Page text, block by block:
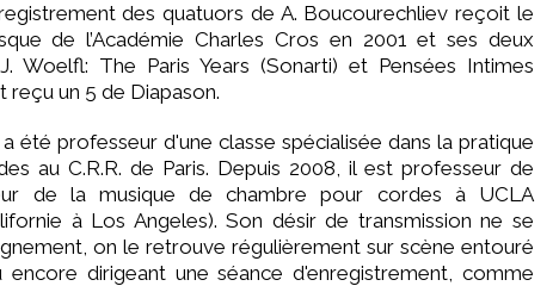
des quatuors de A. Boucourechliev reçoit le
de l’Académie Charles Cros en 2001 et ses deux
Woelfl: The Paris Years (Sonarti) et Pensées Intimes
un 5 de Diapason.
a été professeur d'une classe spécialisée dans la pratique
au C.R.R. de Paris. Depuis 2008, il est professeur de
de la musique de chambre pour cordes à UCLA
à Los Angeles). Son désir de transmission ne se
on le retrouve régulièrement sur scène entouré
dirigeant une séance d'enregistrement, comme